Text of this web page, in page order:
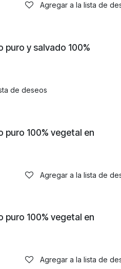
Agregar a la lista de
puro y salvado 100%
de deseos
puro 100% vegetal en
Agregar a la lista de
puro 100% vegetal en
Agregar a la lista de